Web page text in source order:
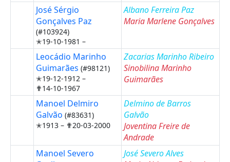
José Sérgio
Gonçalves Paz
(#103924)
✭19-10-1981 –
Albano Ferreira Paz
Maria Marlene Gonçalves
Leocádio Marinho
Guimarães (#98121)
✭19-12-1912 –
✟14-10-1967
Zacarias Marinho Ribeiro
Sinobilina Marinho
Guimarães
Manoel Delmiro
Galvão (#83631)
✭1913 – ✟20-03-2000
Delmino de Barros
Galvão
Joventina Freire de
Andrade
Manoel Severo
José Severo Alves